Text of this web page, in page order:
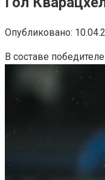
Опубликовано:
В составе